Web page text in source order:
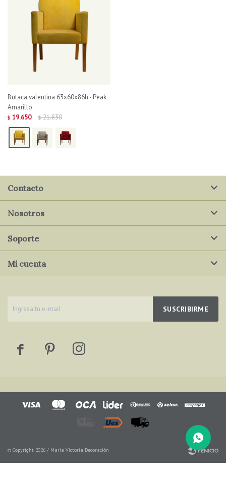
Butaca valentina 63x60x86h - Peak
Amarillo
$ 19.650 $ 21.830
SUSCRIBIRME
  
Contacto
Nosotros
Soporte
Mi cuenta
© Copyright 2026 / María Victoria Decoración